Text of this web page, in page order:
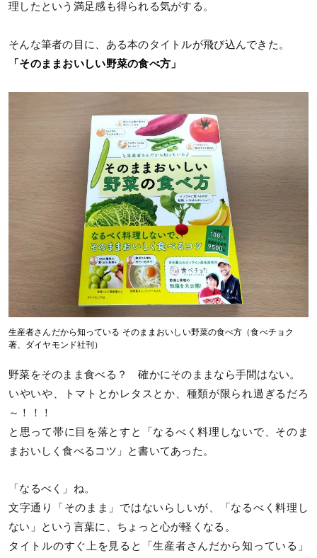
理したという満足感も得られる気がする。
そんな筆者の目に、ある本のタイトルが飛び込んできた。
「そのままおいしい野菜の食べ方」
生産者さんだから知っている そのままおいしい野菜の食べ方（食べチョク
著、ダイヤモンド社刊）
野菜をそのまま食べる？ 確かにそのままなら手間はない。
いやいや、トマトとかレタスとか、種類が限られ過ぎるだろ
～！！！
と思って帯に目を落とすと「なるべく料理しないで、そのま
まおいしく食べるコツ」と書いてあった。
「なるべく」ね。
文字通り「そのまま」ではないらしいが、「なるべく料理し
ない」という言葉に、ちょっと心が軽くなる。
タイトルのすぐ上を見ると「生産者さんだから知っている」